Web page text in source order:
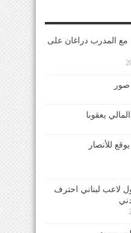
دراغان على حساب
يعقوبا
احترف في الدوري